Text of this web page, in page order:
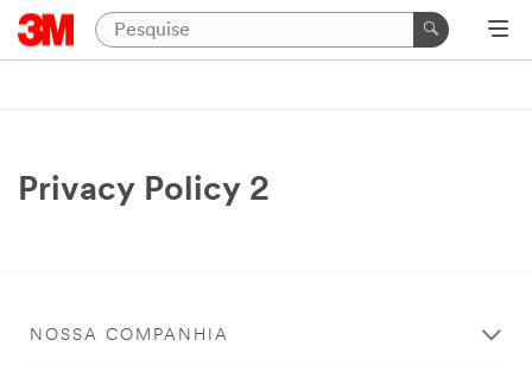
Privacy Policy 2
NOSSA COMPANHIA